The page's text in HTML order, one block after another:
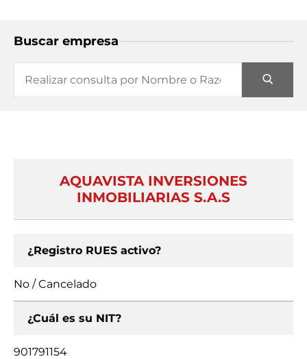
Buscar empresa
AQUAVISTA INVERSIONES
INMOBILIARIAS S.A.S
¿Registro RUES activo?
No / Cancelado
¿Cuál es su NIT?
901791154